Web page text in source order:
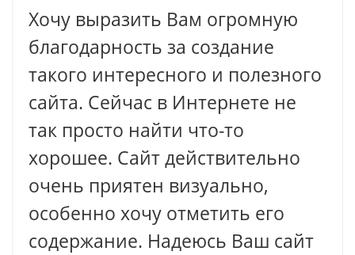
Хочу выразить Вам огромную
благодарность за создание
такого интересного и полезного
сайта. Сейчас в Интернете не
так просто найти что-то
хорошее. Сайт действительно
очень приятен визуально,
особенно хочу отметить его
содержание. Надеюсь Ваш сайт